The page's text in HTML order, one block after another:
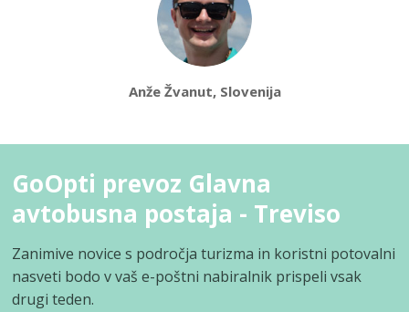
Anže Žvanut, Slovenija
GoOpti prevoz Glavna
avtobusna postaja - Treviso
Zanimive novice s področja turizma in koristni potovalni
nasveti bodo v vaš e-poštni nabiralnik prispeli vsak
drugi teden.